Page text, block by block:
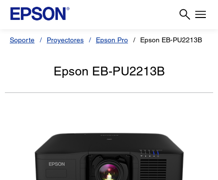
Soporte Proyectores Epson Pro Epson EB-PU2213B
Epson EB-PU2213B